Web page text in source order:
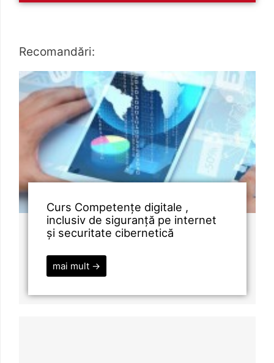
Recomandări:
Curs Competențe digitale ,
inclusiv de siguranță pe internet
și securitate cibernetică
mai mult →